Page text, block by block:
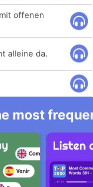
offenen
alleine da.
most